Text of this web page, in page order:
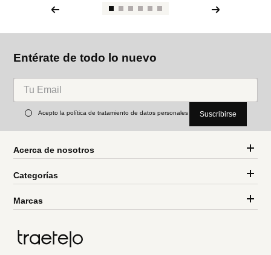
Entérate de todo lo nuevo
Acepto la política de tratamiento de datos personales Suscribirse
Acerca de nosotros
Categorías
Marcas